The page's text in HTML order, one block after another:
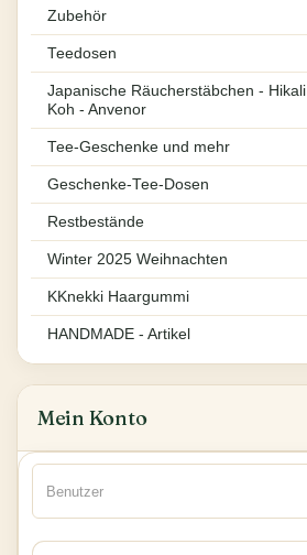
Zubehör
Teedosen
Japanische Räucherstäbchen - Hikali
Koh - Anvenor
Tee-Geschenke und mehr
Geschenke-Tee-Dosen
Restbestände
Winter 2025 Weihnachten
KKnekki Haargummi
HANDMADE - Artikel
Mein Konto